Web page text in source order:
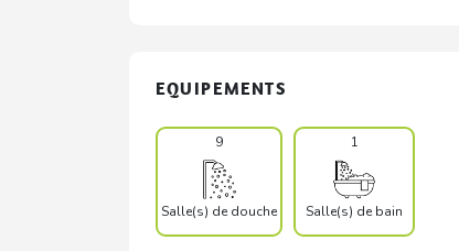
EQUIPEMENTS
9
Salle(s) de douche
1
Salle(s) de bain